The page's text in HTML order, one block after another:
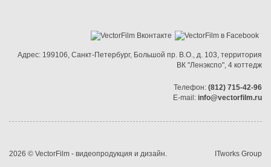
Адрес: 199106, Санкт-Петербург, Большой пр. В.О., д. 103, территория
ВК "Ленэкспо", 4 коттедж
Телефон: (812) 715-42-96
E-mail: info@vectorfilm.ru
2026 © VectorFilm - видеопродукция и дизайн. ITworks Group